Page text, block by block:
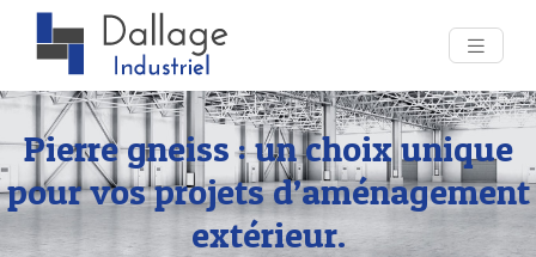
Pierre gneiss : un choix unique
pour vos projets d’aménagement
extérieur.